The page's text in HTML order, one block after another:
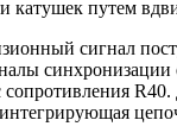
катушек путем
сигнал
сопротивления